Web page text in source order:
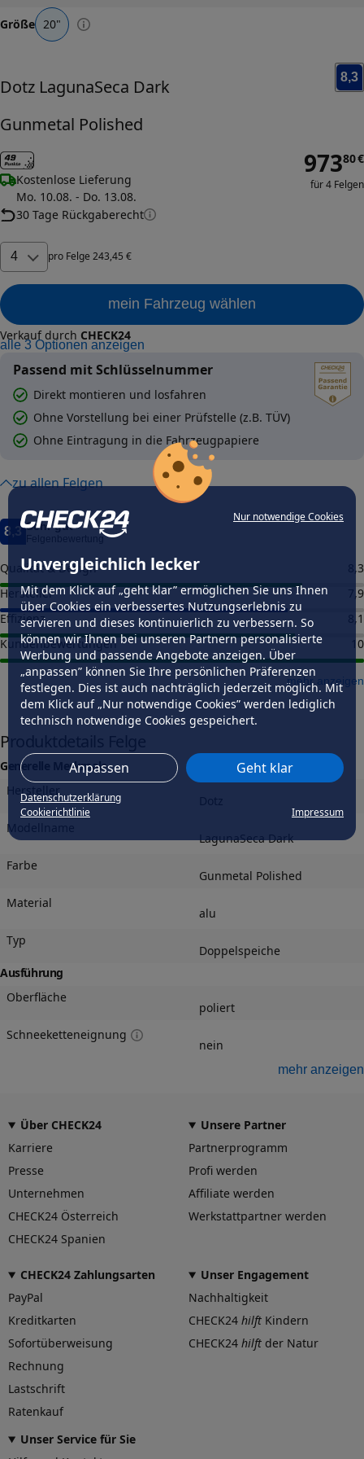
Nur notwendige Cookies
Unvergleichlich lecker
Mit dem Klick auf „geht klar” ermöglichen Sie uns Ihnen
über Cookies ein verbessertes Nutzungserlebnis zu
servieren und dieses kontinuierlich zu verbessern. So
können wir Ihnen bei unseren Partnern personalisierte
Werbung und passende Angebote anzeigen. Über
„anpassen” können Sie Ihre persönlichen Präferenzen
festlegen. Dies ist auch nachträglich jederzeit möglich. Mit
dem Klick auf „Nur notwendige Cookies” werden lediglich
technisch notwendige Cookies gespeichert.
Anpassen Geht klar
Datenschutzerklärung
Cookierichtlinie
Impressum
Größe 20"
Dotz LagunaSeca Dark
Gunmetal Polished
8,3
Kostenlose Lieferung
Mo. 10.08. - Do. 13.08.
30 Tage Rückgaberecht
97380€
für 4 Felgen
4 pro Felge 243,45 €
mein Fahrzeug wählen
Verkauf durch CHECK24
alle 3 Optionen anzeigen
Passend mit Schlüsselnummer
Direkt montieren und losfahren
Ohne Vorstellung bei einer Prüfstelle (z.B. TÜV)
Ohne Eintragung in die Fahrzeugpapiere
zu allen Felgen
8,3 Sehr gut
Qualität & Design
8,3
Hersteller
7,9
Effizienz
8,1
Kundenbewertungen
10
mehr anzeigen
Produktdetails Felge
Generelle Merkmale
Hersteller
Modellname
LagunaSeca Dark
Farbe
Gunmetal Polished
Material
alu
Typ
Doppelspeiche
Ausführung
Oberfläche
poliert
Schneeketteneignung
nein
gegossen
Präzisionsgrad
niedrig
nein
Felgengutachten
Eintragungsfrei
Freigabe
Gutachten Link
-
Fahrzeug wählen
Dimension
Breite (in Zoll)
mehr anzeigen
Über CHECK24
Karriere
Presse
Unternehmen
CHECK24 Österreich
CHECK24 Spanien
Unsere Partner
Partnerprogramm
Profi werden
Affiliate werden
Werkstattpartner werden
CHECK24 Zahlungsarten
PayPal
Kreditkarten
Sofortüberweisung
Rechnung
Lastschrift
Ratenkauf
Unser Engagement
Nachhaltigkeit
CHECK24 hilft Kindern
CHECK24 hilft der Natur
Unser Service für Sie